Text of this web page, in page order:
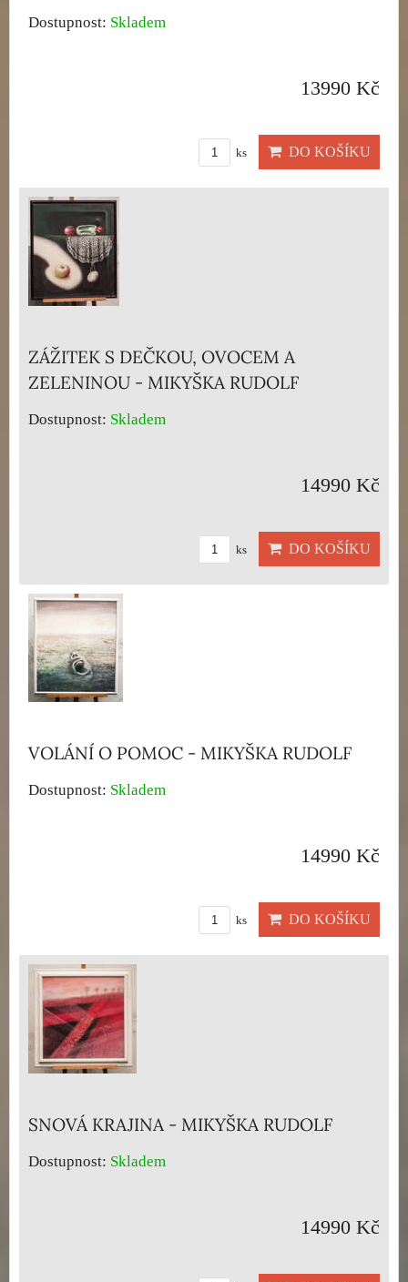
Dostupnost: Skladem
13990 Kč
ks DO KOŠÍKU
ZÁŽITEK S DEČKOU, OVOCEM A
ZELENINOU - MIKYŠKA RUDOLF
Dostupnost: Skladem
14990 Kč
ks DO KOŠÍKU
VOLÁNÍ O POMOC - MIKYŠKA RUDOLF
Dostupnost: Skladem
14990 Kč
ks DO KOŠÍKU
SNOVÁ KRAJINA - MIKYŠKA RUDOLF
Dostupnost: Skladem
14990 Kč